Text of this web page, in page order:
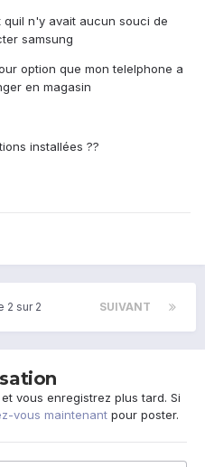
n'y avait aucun souci de
samsung
option que mon telelphone a
en magasin
installées ??
SUIVANT
2 sur 2
vous enregistrez plus tard. Si
vous maintenant pour poster.